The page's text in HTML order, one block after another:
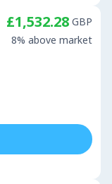
£1,532.28 GBP
8% above market